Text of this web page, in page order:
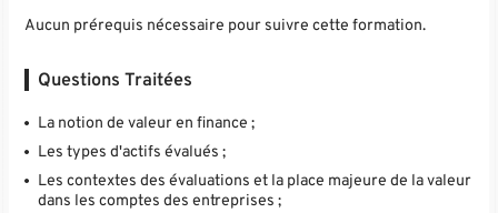
Aucun prérequis nécessaire pour suivre cette formation.
Questions Traitées
La notion de valeur en finance ;
Les types d'actifs évalués ;
Les contextes des évaluations et la place majeure de la valeur
dans les comptes des entreprises ;